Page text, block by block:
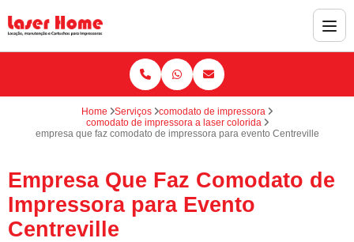
Home Serviços
comodato de impressora
comodato de impressora a laser colorida
empresa que faz comodato de impressora para evento Centreville
Empresa Que Faz Comodato de
Impressora para Evento
Centreville